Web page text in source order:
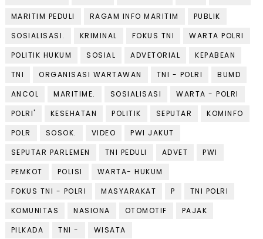
MARITIM PEDULI
RAGAM INFO MARITIM
PUBLIK
SOSIALISASI.
KRIMINAL FOKUS TNI
WARTA POLRI
POLITIK HUKUM
SOSIAL ADVETORIAL
KEPABEAN
TNI
ORGANISASI WARTAWAN TNI - POLRI
BUMD
ANCOL
MARITIME. SOSIALISASI
WARTA - POLRI
POLRI'
KESEHATAN POLITIK SEPUTAR
KOMINFO
POLR
SOSOK. VIDEO
PWI JAKUT
SEPUTAR PARLEMEN
TNI PEDULI ADVET
PWI
PEMKOT
POLISI
WARTA- HUKUM
FOKUS TNI - POLRI
MASYARAKAT P
TNI POLRI
KOMUNITAS
NASIONA OTOMOTIF
PAJAK
PILKADA
TNI - WISATA